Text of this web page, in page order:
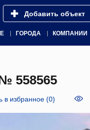
Добавить объект
ГОРОДА КОМПАНИИ
558565
в избранное (0)